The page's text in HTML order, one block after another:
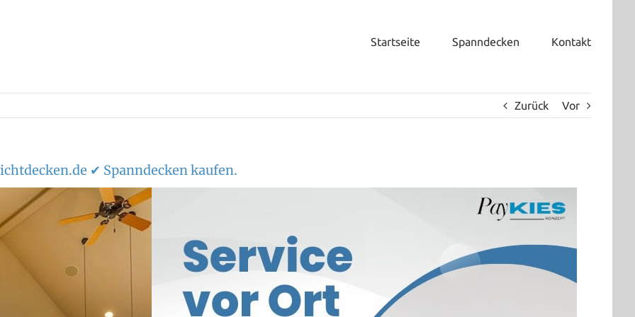
Startseite Spanndecken Kontakt
Zurück Vor
✔ Spanndecken kaufen.